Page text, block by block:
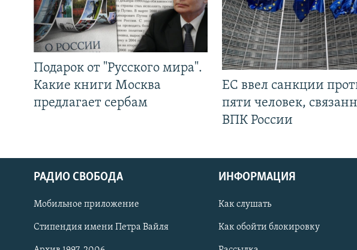
СОЦИАЛЬНЫЕ СЕТИ
Подарок от "Русского мира".
Какие книги Москва
предлагает сербам
ЕС ввел санкции
пяти человек,
ВПК России
РАДИО СВОБОДА
Мобильное приложение
Стипендия имени Петра Вайля
ИНФОРМАЦИЯ
Как слушать
Как обойти блокировку